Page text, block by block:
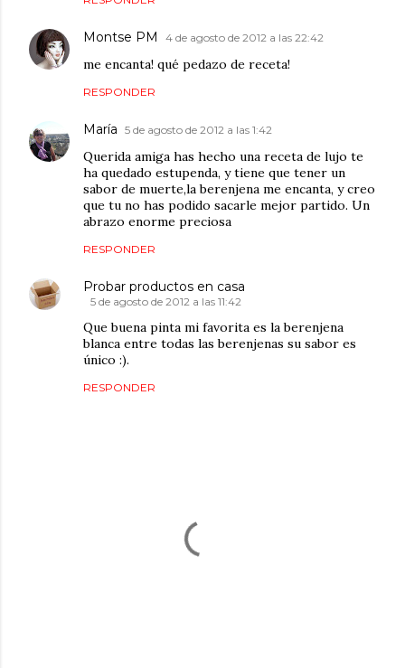
Montse PM 4 de agosto de 2012 a las 22:42
me encanta! qué pedazo de receta!
RESPONDER
María 5 de agosto de 2012 a las 1:42
Querida amiga has hecho una receta de lujo te
ha quedado estupenda, y tiene que tener un
sabor de muerte,la berenjena me encanta, y creo
que tu no has podido sacarle mejor partido. Un
abrazo enorme preciosa
RESPONDER
Probar productos en casa
5 de agosto de 2012 a las 11:42
Que buena pinta mi favorita es la berenjena
blanca entre todas las berenjenas su sabor es
único :).
RESPONDER